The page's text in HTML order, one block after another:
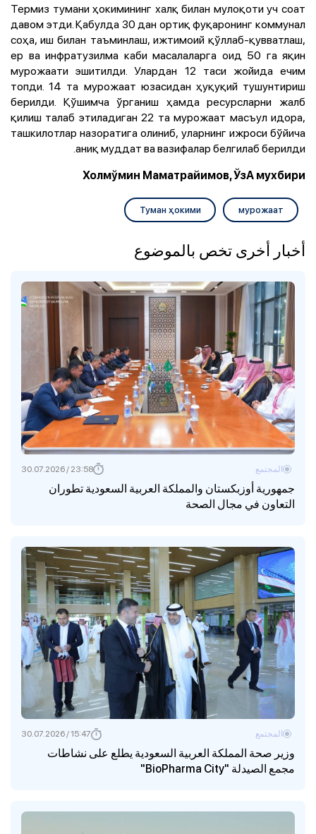
Термиз тумани ҳокимининг халқ билан мулоқоти уч соат
давом этди. Қабулда 30 дан ортиқ фуқаронинг коммунал
соҳа, иш билан таъминлаш, ижтимоий қўллаб-қувватлаш,
ер ва инфратузилма каби масалаларга оид 50 га яқин
мурожаати эшитилди. Улардан 12 таси жойида ечим
топди. 14 та мурожаат юзасидан ҳуқуқий тушунтириш
берилди. Қўшимча ўрганиш ҳамда ресурсларни жалб
қилиш талаб этиладиган 22 та мурожаат масъул идора,
ташкилотлар назоратига олиниб, уларнинг ижроси бўйича
аниқ муддат ва вазифалар белгилаб берилди.
Холмўмин Маматрайимов, ЎзА мухбири
мурожаат
Туман ҳокими
أخبار أخرى تخص بالموضوع
جمهورية أوزبكستان والمملكة العربية السعودية تطوران
التعاون في مجال الصحة
المجتمع 23:58 / 30.07.2026
وزير صحة المملكة العربية السعودية يطلع على نشاطات
مجمع الصيدلة "BioPharma City"
المجتمع 15:47 / 30.07.2026